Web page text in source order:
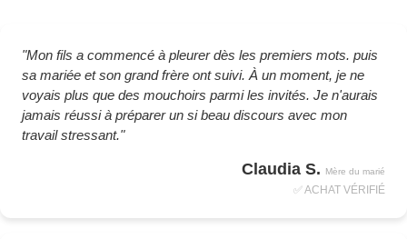
"Mon fils a commencé à pleurer dès les premiers mots. puis
sa mariée et son grand frère ont suivi. À un moment, je ne
voyais plus que des mouchoirs parmi les invités. Je n'aurais
jamais réussi à préparer un si beau discours avec mon
travail stressant."
Claudia S. Mère du marié
✅ ACHAT VÉRIFIÉ